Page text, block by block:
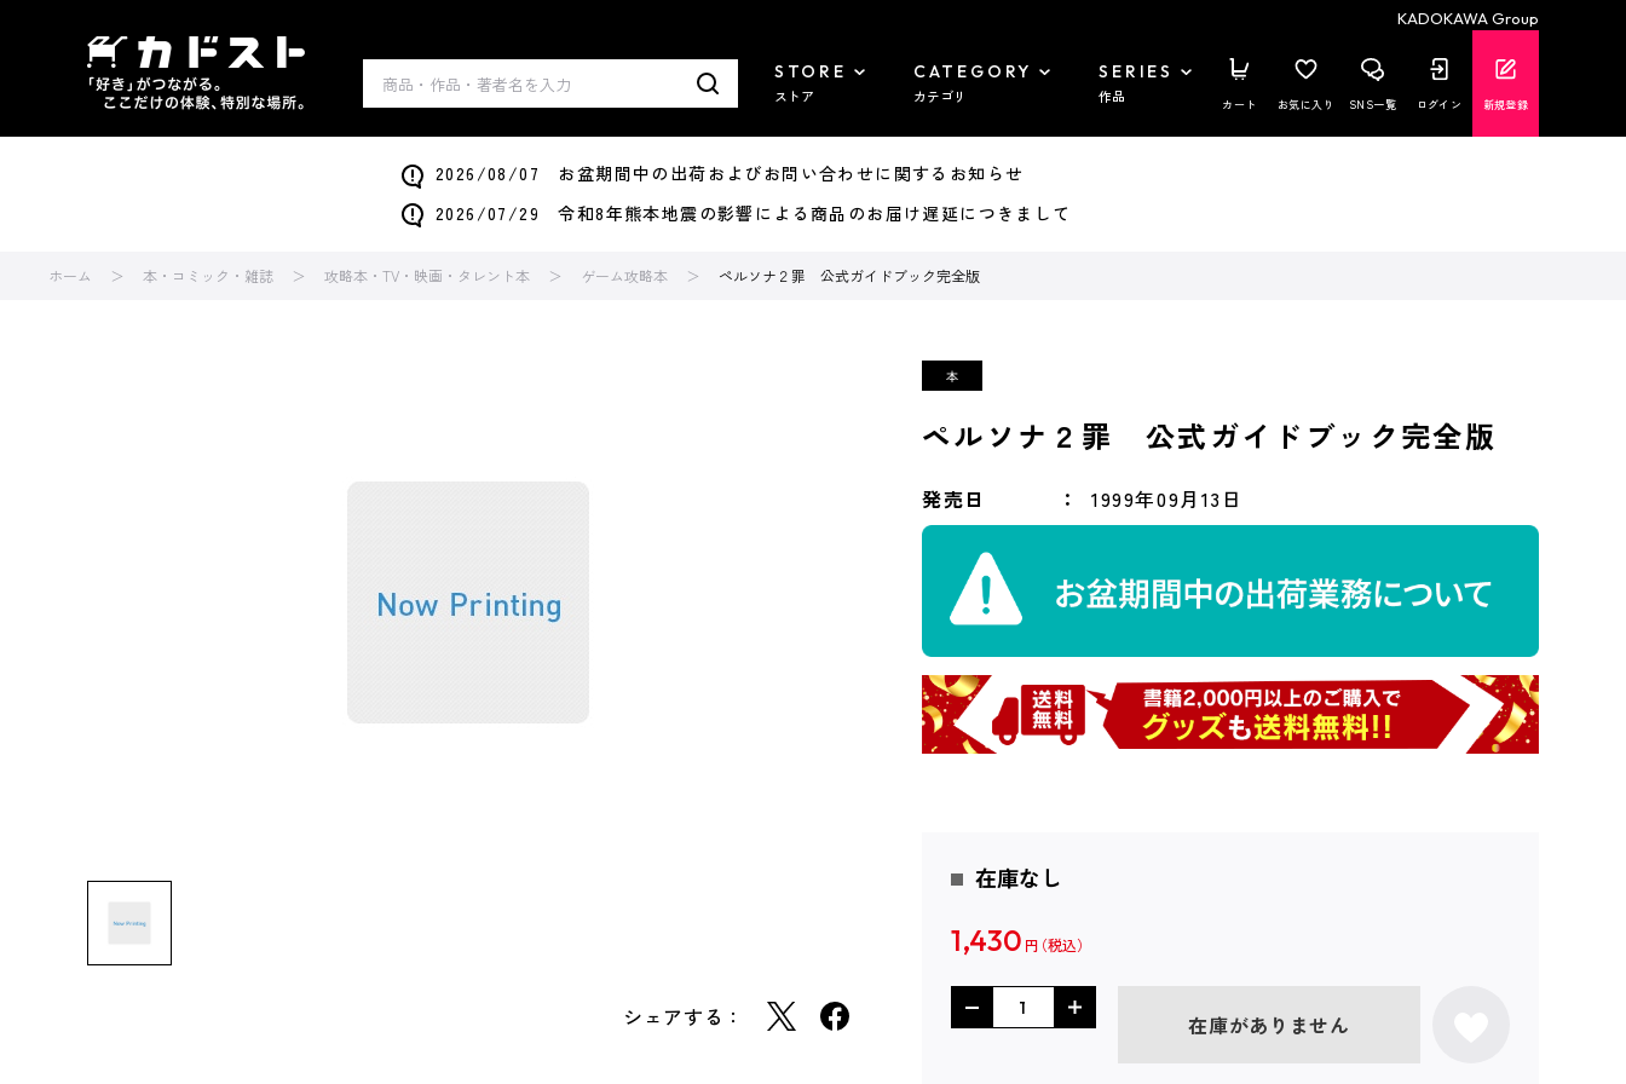
KADOKAWA Group
STORE
ストア
CATEGORY
カテゴリ
SERIES
作品 カート お気に入り SNS一覧 ログイン 新規登録
2026/08/07 お盆期間中の出荷およびお問い合わせに関するお知らせ
2026/07/29 令和8年熊本地震の影響による商品のお届け遅延につきまして
ホーム 本・コミック・雑誌 攻略本・TV・映画・タレント本 ゲーム攻略本 ペルソナ２罪 公式ガイドブック完全版
シェアする：
ペルソナ２罪 公式ガイドブック完全版
発売日 1999年09月13日
在庫なし
1,430 円
在庫がありません